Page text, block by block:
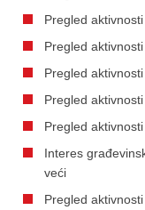
Pregled
Pregled
Pregled
Pregled
Pregled
Interes
veći
Pregled